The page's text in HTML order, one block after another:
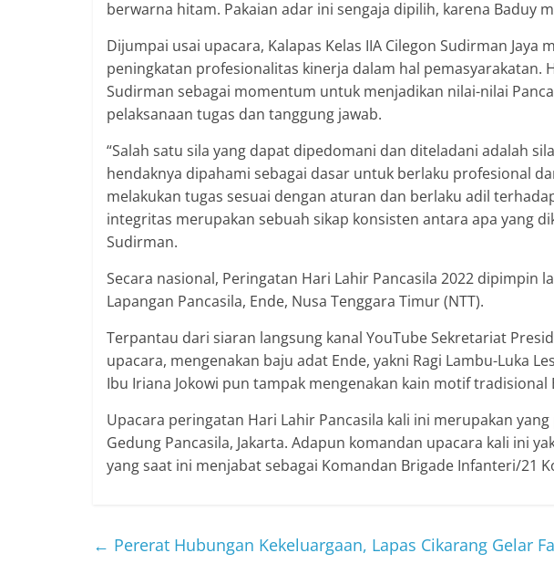
berwarna hitam. Pakaian adar ini sengaja dipilih, karena Baduy
Dijumpai usai upacara, Kalapas Kelas IIA Cilegon Sudirman Jaya
peningkatan profesionalitas kinerja dalam hal pemasyarakatan.
Sudirman sebagai momentum untuk menjadikan nilai-nilai
pelaksanaan tugas dan tanggung jawab.
“Salah satu sila yang dapat dipedomani dan diteladani adalah
hendaknya dipahami sebagai dasar untuk berlaku profesional
melakukan tugas sesuai dengan aturan dan berlaku adil
integritas merupakan sebuah sikap konsisten antara apa yang
Sudirman.
Secara nasional, Peringatan Hari Lahir Pancasila 2022 dipimpin
Lapangan Pancasila, Ende, Nusa Tenggara Timur (NTT).
Terpantau dari siaran langsung kanal YouTube Sekretariat
upacara, mengenakan baju adat Ende, yakni Ragi Lambu-Luka
Ibu Iriana Jokowi pun tampak mengenakan kain motif
Upacara peringatan Hari Lahir Pancasila kali ini merupakan
Gedung Pancasila, Jakarta. Adapun komandan upacara kali ini
yang saat ini menjabat sebagai Komandan Brigade Infanteri/21
← Pererat Hubungan Kekeluargaan, Lapas Cikarang Gelar